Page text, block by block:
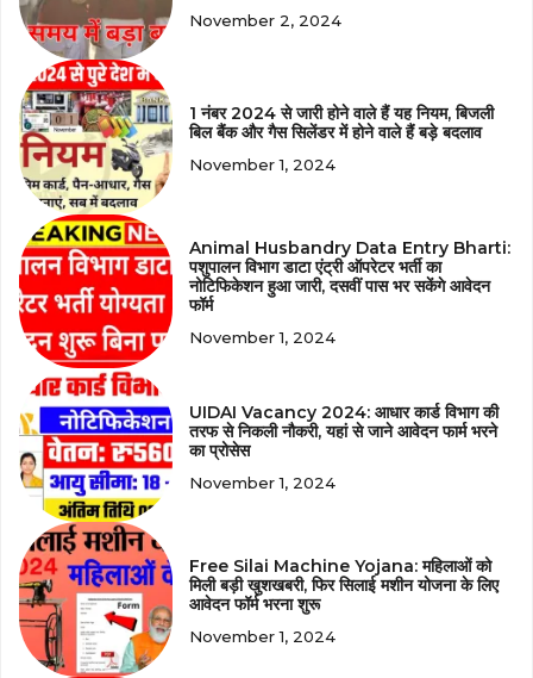
November 2, 2024
1 नंबर 2024 से जारी होने वाले हैं यह नियम, बिजली
बिल बैंक और गैस सिलेंडर में होने वाले हैं बड़े बदलाव
November 1, 2024
Animal Husbandry Data Entry Bharti:
पशुपालन विभाग डाटा एंट्री ऑपरेटर भर्ती का
नोटिफिकेशन हुआ जारी, दसवीं पास भर सकेंगे आवेदन
फॉर्म
November 1, 2024
UIDAI Vacancy 2024: आधार कार्ड विभाग की
तरफ से निकली नौकरी, यहां से जाने आवेदन फार्म भरने
का प्रोसेस
November 1, 2024
Free Silai Machine Yojana: महिलाओं को
मिली बड़ी खुशखबरी, फिर सिलाई मशीन योजना के लिए
आवेदन फॉर्म भरना शुरू
November 1, 2024